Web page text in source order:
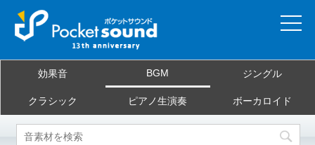
当サイトについて
ご利用規約
効果音 BGM ジングル
クラシック ピアノ生演奏 ボーカロイド